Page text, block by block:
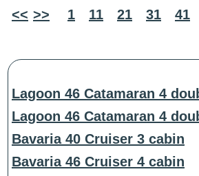
<< >> 1 11 21 31 41
Lagoon 46 Catamaran 4
Lagoon 46 Catamaran 4
Bavaria 40 Cruiser 3 cabin
Bavaria 46 Cruiser 4 cabin